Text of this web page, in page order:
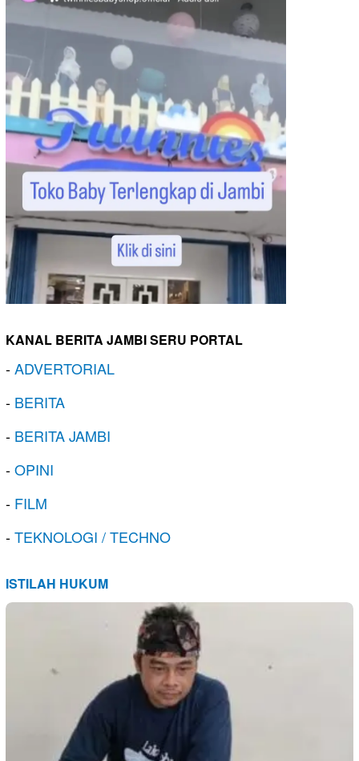
KANAL BERITA JAMBI SERU PORTAL
-ADVERTORIAL
- BERITA
- BERITA JAMBI
-OPINI
- FILM
-TEKNOLOGI / TECHNO
ISTILAH HUKUM